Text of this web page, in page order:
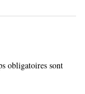
obligatoires sont